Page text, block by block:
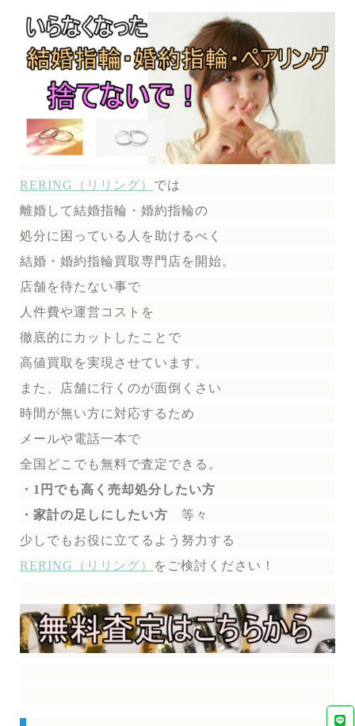
RERING（リリング） では
離婚して結婚指輪・婚約指輪の
処分に困っている人を助けるべく
結婚・婚約指輪買取専門店を開始。
店舗を待たない事で
人件費や運営コストを
徹底的にカットしたことで
高値買取を実現させています。
また、店舗に行くのが面倒くさい
時間が無い方に対応するため
メールや電話一本で
全国どこでも無料で査定できる。
・1円でも高く売却処分したい方
・家計の足しにしたい方 等々
少しでもお役に立てるよう努力する
RERING（リリング）
を ご検討ください！